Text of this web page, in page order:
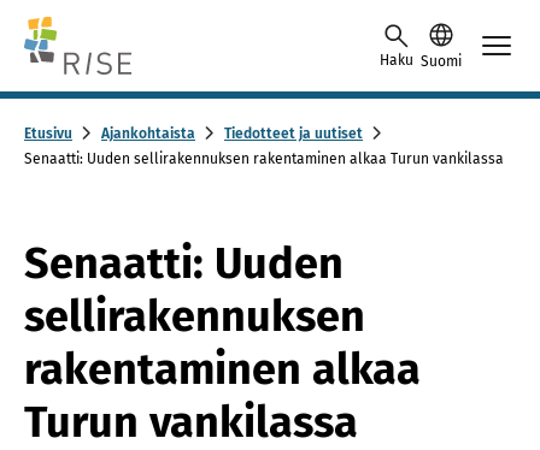
Skip to content -saavutettavuusohje
Haku Suomi
Etusivu Ajankohtaista
Tiedotteet ja uutiset
Senaatti: Uuden sellirakennuksen rakentaminen alkaa Turun vankilassa
Senaatti: Uuden
sellirakennuksen
rakentaminen alkaa
Turun vankilassa